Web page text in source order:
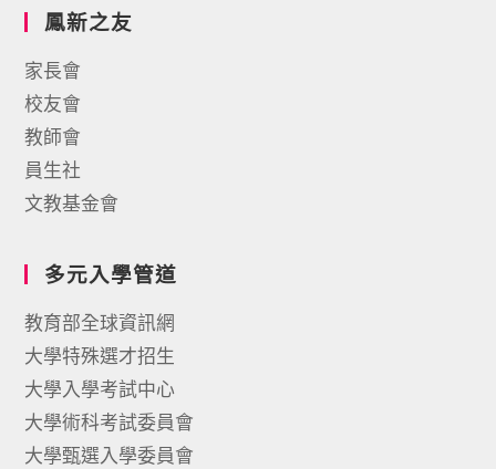
鳳新之友
家長會
校友會
教師會
員生社
文教基金會
多元入學管道
教育部全球資訊網
大學特殊選才招生
大學入學考試中心
大學術科考試委員會
大學甄選入學委員會